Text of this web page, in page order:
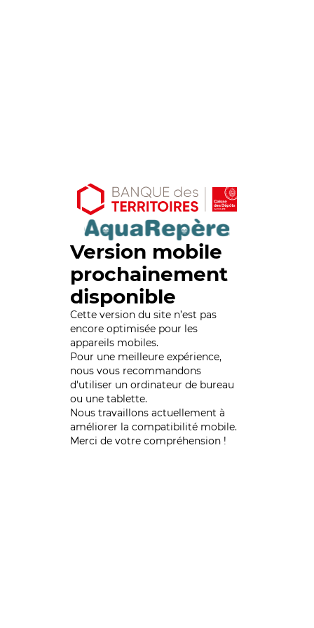
Version mobile
prochainement
disponible
Cette version du site n’est pas
encore optimisée pour les
appareils mobiles.
Pour une meilleure expérience,
nous vous recommandons
d'utiliser un ordinateur de bureau
ou une tablette.
Nous travaillons actuellement à
améliorer la compatibilité mobile.
Merci de votre compréhension !